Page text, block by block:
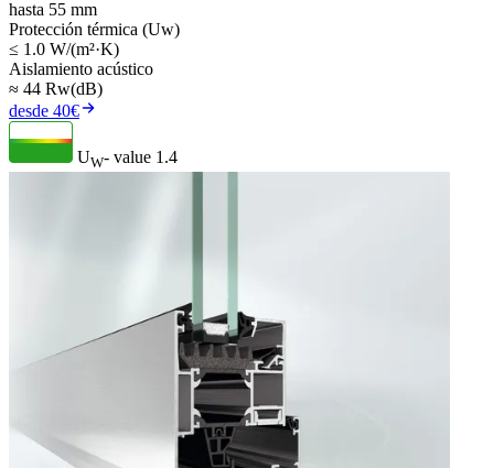
hasta 55 mm
Protección térmica (Uw)
≤ 1.0 W/(m²·K)
Aislamiento acústico
≈ 44 Rw(dB)
desde 40€
UW- value 1.4